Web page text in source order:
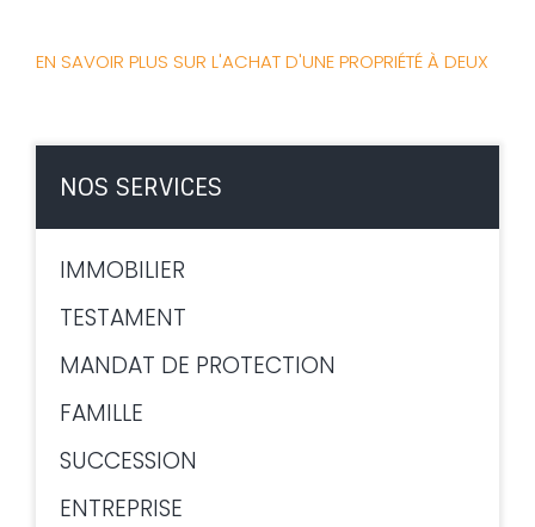
EN SAVOIR PLUS SUR L'ACHAT D'UNE PROPRIÉTÉ À DEUX
NOS SERVICES
IMMOBILIER
TESTAMENT
MANDAT DE PROTECTION
FAMILLE
SUCCESSION
ENTREPRISE